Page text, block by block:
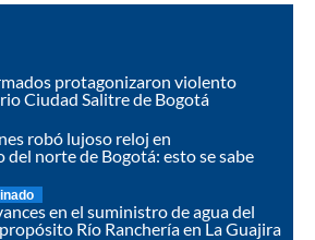
protagonizaron violento
Ciudad Salitre de Bogotá
robó lujoso reloj en
norte de Bogotá: esto se sabe
en el suministro de agua del
Río Ranchería en La Guajira